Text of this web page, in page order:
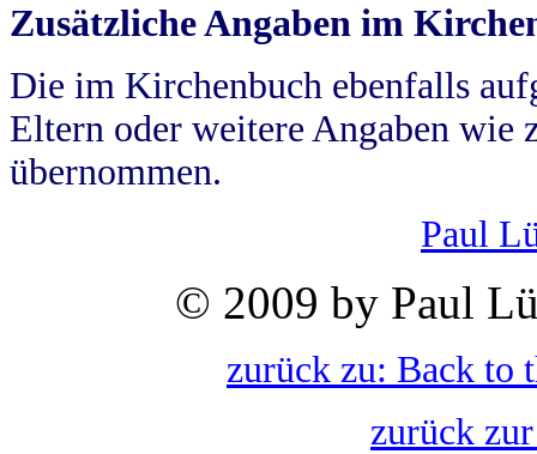
Zusätzliche Angaben im
Die im Kirchenbuch ebenfalls
Eltern oder weitere Angaben wie
übernommen.
Paul
© 2009 by Paul
zurück zu: Back to
zurück